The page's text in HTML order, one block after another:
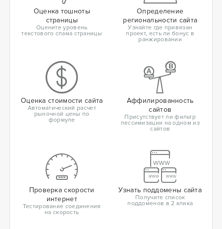
Оценка тошноты
страницы
Оцените уровень
текстового спама страницы
Определение
региональности сайта
Узнайте где привязан
проект, есть ли бонус в
ранжировании
Оценка стоимости сайта
Автоматический расчет
рыночной цены по
формуле
Аффилированность
сайтов
Присутствует ли фильтр
пессимизации на одном из
сайтов
Проверка скорости
интернет
Тестирование соединения
на скорость
Узнать поддомены сайта
Получите список
поддоменов в 2 клика